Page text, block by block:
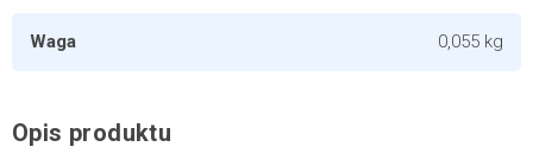
Waga 0,055 kg
Opis produktu